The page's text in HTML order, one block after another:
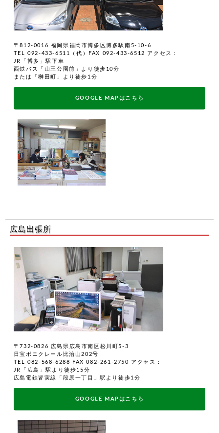
〒812-0016 福岡県福岡市博多区博多駅南5-10-6
TEL 092-433-6511（代）FAX 092-433-6512 アクセス：
JR「博多」駅下車
西鉄バス「山王公園前」より徒歩10分
または「榊田町」より徒歩1分
GOOGLE MAPはこちら
広島出張所
〒732-0826 広島県広島市南区松川町5-3
日宝ポニクレール比治山202号
TEL 082-568-6288 FAX 082-261-2750 アクセス：
JR「広島」駅より徒歩15分
広島電鉄皆実線「段原一丁目」駅より徒歩1分
GOOGLE MAPはこちら